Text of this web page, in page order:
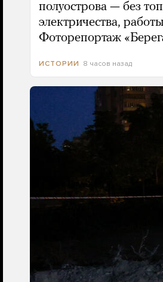
полуострова — без
электричества,
Фоторепортаж
ИСТОРИИ 8 часов назад